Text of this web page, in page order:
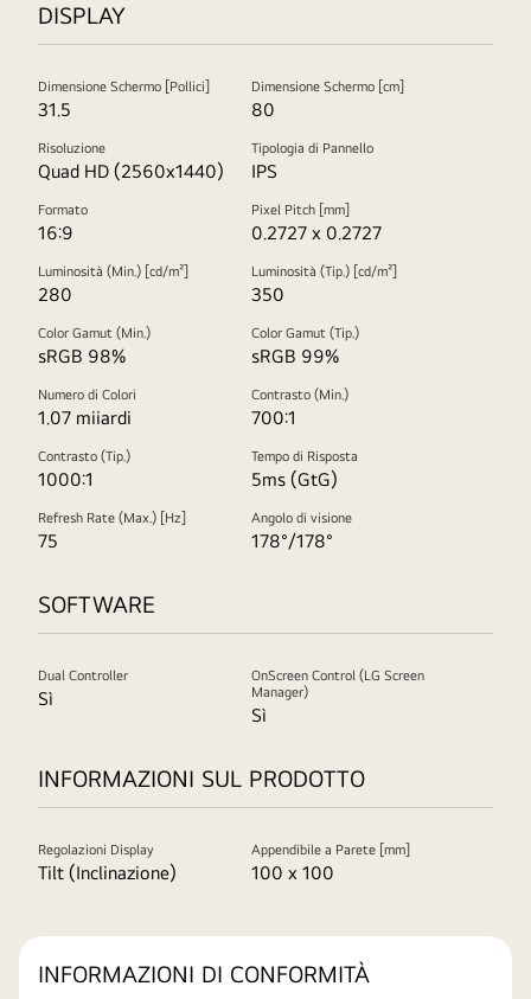
DISPLAY
Dimensione Schermo [Pollici]
31.5
Dimensione Schermo [cm]
80
Risoluzione
Quad HD (2560x1440)
Tipologia di Pannello
IPS
Formato
16:9
Pixel Pitch [mm]
0.2727 x 0.2727
Luminosità (Min.) [cd/m²]
280
Luminosità (Tip.) [cd/m²]
350
Color Gamut (Min.)
sRGB 98%
Color Gamut (Tip.)
sRGB 99%
Numero di Colori
1.07 miiardi
Contrasto (Min.)
700:1
Contrasto (Tip.)
1000:1
Tempo di Risposta
5ms (GtG)
Refresh Rate (Max.) [Hz]
75
Angolo di visione
178°/178°
SOFTWARE
Dual Controller
Sì
OnScreen Control (LG Screen
Manager)
Sì
INFORMAZIONI SUL PRODOTTO
Regolazioni Display
Tilt (Inclinazione)
Appendibile a Parete [mm]
100 x 100
INFORMAZIONI DI CONFORMITÀ